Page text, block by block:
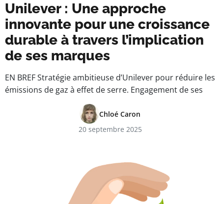
Unilever : Une approche
innovante pour une croissance
durable à travers l’implication
de ses marques
EN BREF Stratégie ambitieuse d’Unilever pour réduire les
émissions de gaz à effet de serre. Engagement de ses
Chloé Caron
20 septembre 2025